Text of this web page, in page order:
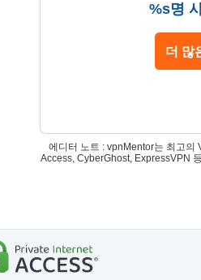
%s명
더 많
에디터 노트 : vpnMentor는 최고의
Access, CyberGhost, ExpressVPN